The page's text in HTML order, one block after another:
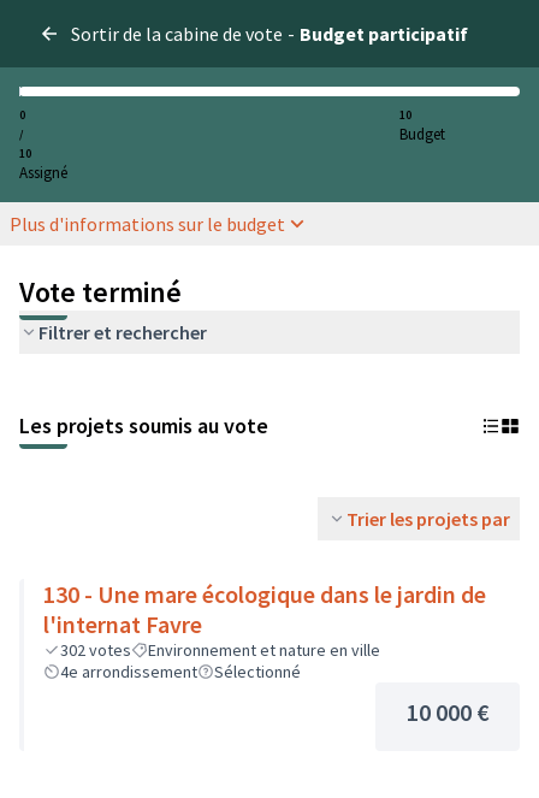
Sortir de la cabine de vote - Budget participatif
0
/
10
Assigné
10
Budget
Plus d'informations sur le budget
Vote terminé
Filtrer et rechercher
Les projets soumis au vote
Trier les projets par
130 - Une mare écologique dans le jardin de
l'internat Favre
302votes
Environnement et nature en ville
4e arrondissement
Sélectionné
10 000 €